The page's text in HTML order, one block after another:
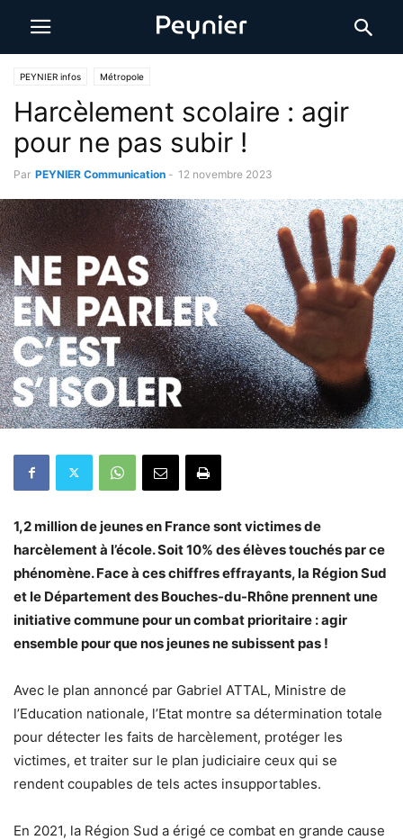
PEYNIER infos Métropole
Harcèlement scolaire : agir
pour ne pas subir !
Par PEYNIER Communication - 12 novembre 2023
1,2 million de jeunes en France sont victimes de
harcèlement à l’école. Soit 10% des élèves touchés par ce
phénomène. Face à ces chiffres effrayants, la Région Sud
et le Département des Bouches-du-Rhône prennent une
initiative commune pour un combat prioritaire : agir
ensemble pour que nos jeunes ne subissent pas !
Avec le plan annoncé par Gabriel ATTAL, Ministre de
l’Education nationale, l’Etat montre sa détermination totale
pour détecter les faits de harcèlement, protéger les
victimes, et traiter sur le plan judiciaire ceux qui se
rendent coupables de tels actes insupportables.
En 2021, la Région Sud a érigé ce combat en grande cause